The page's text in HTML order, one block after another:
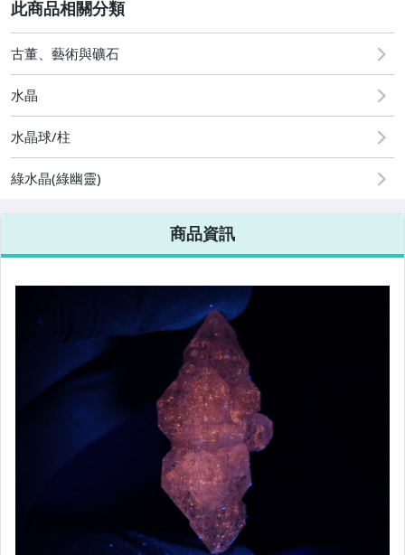
其它
[全店] 周年慶
[全店] 粉絲專享
古董、藝術與礦石
水晶
水晶球/柱
綠水晶(綠幽靈)
商品資訊